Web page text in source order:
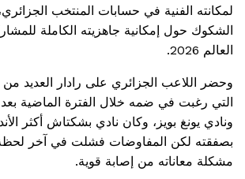
لمكانته الفنية في حسابات المنتخب
الشكوك حول إمكانية جاهزيته الكاملة
العالم 2026
.
وحضر اللاعب الجزائري على رادار العديد من
التي رغبت في ضمه خلال الفترة الماضية
ونادي يونغ بويز، وكان نادي بشكتاش أكثر
بصفقته لكن المفاوضات فشلت في آخر
مشكلة معاناته من إصابة قوية.